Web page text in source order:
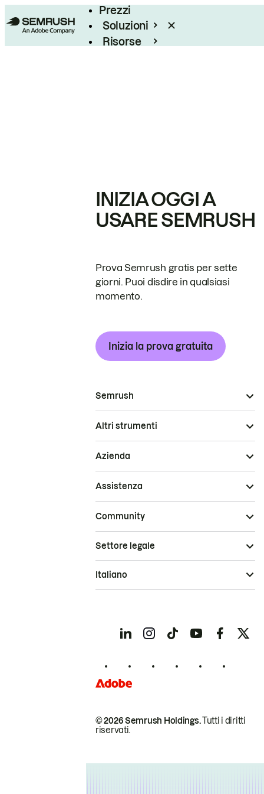
Prezzi
Soluzioni
Risorse
INIZIA OGGI A
USARE SEMRUSH
Prova Semrush gratis per sette
giorni. Puoi disdire in qualsiasi
momento.
Inizia la prova gratuita
Semrush
Altri strumenti
Azienda
Assistenza
Community
© 2026 Semrush Holdings.Tutti i diritti
riservati.
Settore legale
Italiano